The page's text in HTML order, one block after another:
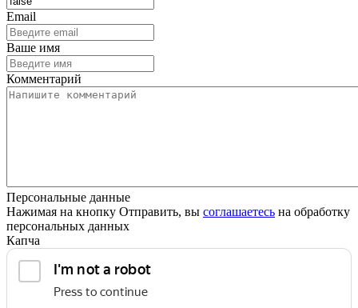
Email
Ваше имя
Комментарий
Персональные данные
Нажимая на кнопку Отправить, вы соглашаетесь на обработку
персональных данных
Капча